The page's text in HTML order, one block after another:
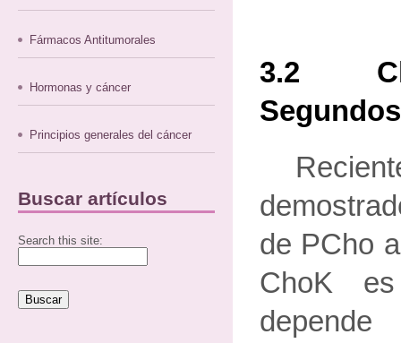
Fármacos Antitumorales
Hormonas y cáncer
Principios generales del cáncer
Buscar artículos
Search this site:
3.2
de PCho
ChoK